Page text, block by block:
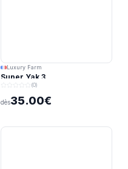
Luxury Farm
Super Yak 3
(0)
dès35.00€